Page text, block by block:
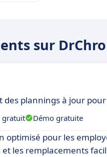
sur
des plannings à jour
gratuit Démo gratuite
optimisé pour les
et les remplacements